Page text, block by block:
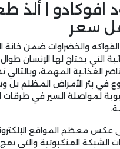
افوكادو | ألذ
سعر
والخضراوات ضمن خانة
التي يحتاج لها الإنسان
الغذائية المهمة،
في بئر الأمراض المظلم بل
لمواصلة السير في طرقات
عكس معظم المواقع
الشبكة العنكبوتية والتي تعج